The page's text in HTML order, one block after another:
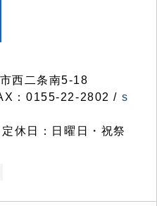
西二条南5-18
：0155-22-2802 / s
休日：日曜日・祝祭